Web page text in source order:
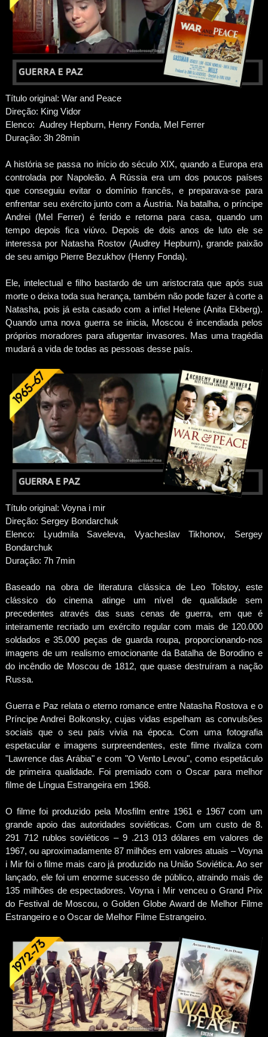
Título original: War and Peace
Direção: King Vidor
Elenco: Audrey Hepburn, Henry Fonda, Mel Ferrer
Duração: 3h 28min
A história se passa no início do século XIX, quando a Europa era
controlada por Napoleão. A Rússia era um dos poucos países
que conseguiu evitar o domínio francês, e preparava-se para
enfrentar seu exército junto com a Áustria. Na batalha, o príncipe
Andrei (Mel Ferrer) é ferido e retorna para casa, quando um
tempo depois fica viúvo. Depois de dois anos de luto ele se
interessa por Natasha Rostov (Audrey Hepburn), grande paixão
de seu amigo Pierre Bezukhov (Henry Fonda).
Ele, intelectual e filho bastardo de um aristocrata que após sua
morte o deixa toda sua herança, também não pode fazer à corte a
Natasha, pois já esta casado com a infiel Helene (Anita Ekberg).
Quando uma nova guerra se inicia, Moscou é incendiada pelos
próprios moradores para afugentar invasores. Mas uma tragédia
mudará a vida de todas as pessoas desse país.
Título original: Voyna i mir
Direção: Sergey Bondarchuk
Elenco: Lyudmila Saveleva, Vyacheslav Tikhonov, Sergey
Bondarchuk
Duração: 7h 7min
Baseado na obra de literatura clássica de Leo Tolstoy, este
clássico do cinema atinge um nível de qualidade sem
precedentes através das suas cenas de guerra, em que é
inteiramente recriado um exército regular com mais de 120.000
soldados e 35.000 peças de guarda roupa, proporcionando-nos
imagens de um realismo emocionante da Batalha de Borodino e
do incêndio de Moscou de 1812, que quase destruíram a nação
Russa.
Guerra e Paz relata o eterno romance entre Natasha Rostova e o
Príncipe Andrei Bolkonsky, cujas vidas espelham as convulsões
sociais que o seu país vivia na época. Com uma fotografia
espetacular e imagens surpreendentes, este filme rivaliza com
"Lawrence das Arábia" e com "O Vento Levou", como espetáculo
de primeira qualidade. Foi premiado com o Oscar para melhor
filme de Língua Estrangeira em 1968.
O filme foi produzido pela Mosfilm entre 1961 e 1967 com um
grande apoio das autoridades soviéticas. Com um custo de 8.
291 712 rublos soviéticos – 9 .213 013 dólares em valores de
1967, ou aproximadamente 87 milhões em valores atuais – Voyna
i Mir foi o filme mais caro já produzido na União Soviética. Ao ser
lançado, ele foi um enorme sucesso de público, atraindo mais de
135 milhões de espectadores. Voyna i Mir venceu o Grand Prix
do Festival de Moscou, o Golden Globe Award de Melhor Filme
Estrangeiro e o Oscar de Melhor Filme Estrangeiro.